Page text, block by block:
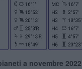
a novembre 2022